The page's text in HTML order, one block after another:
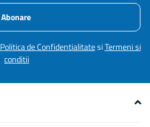
Abonare
Politica de ConfidentialitatesiTermeni si
conditii